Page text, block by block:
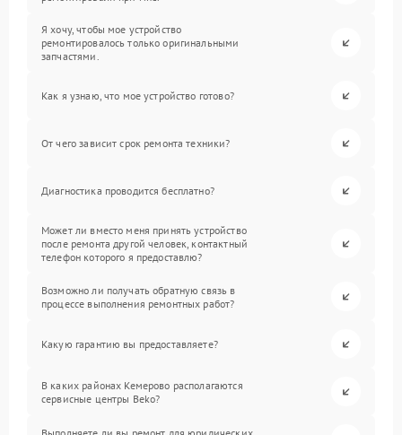
Я хочу, чтобы мое устройство
ремонтировалось только оригинальными
запчастями.
Как я узнаю, что мое устройство готово?
От чего зависит срок ремонта техники?
Диагностика проводится бесплатно?
Может ли вместо меня принять устройство
после ремонта другой человек, контактный
телефон которого я предоставлю?
Возможно ли получать обратную связь в
процессе выполнения ремонтных работ?
Какую гарантию вы предоставляете?
В каких районах Кемерово располагаются
сервисные центры Beko?